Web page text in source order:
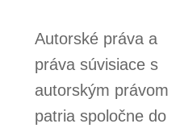
Autorské práva a
práva súvisiace s
autorským právom
patria spoločne do